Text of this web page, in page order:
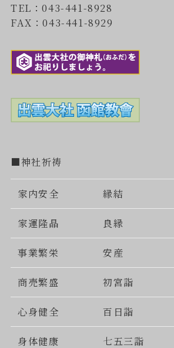
TEL：043-441-8928
FAX：043-441-8929
■神社祈祷
家内安全 縁結
家運隆晶 良縁
事業繁栄 安産
商売繁盛 初宮詣
心身健全 百日詣
身体健康 七五三詣